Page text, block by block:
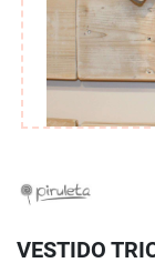
VESTIDO